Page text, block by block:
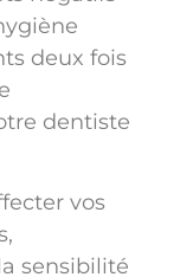
deux fois
dentiste
vos
sensibilité